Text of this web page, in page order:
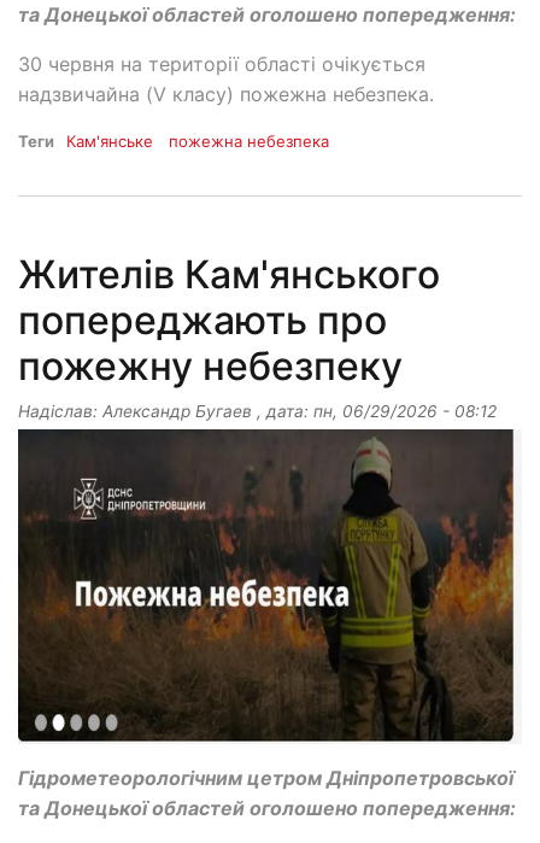
та Донецької областей оголошено попередження:
30 червня на території області очікується
надзвичайна (V класу) пожежна небезпека.
Теги Кам'янське пожежна небезпека
Жителів Кам'янського
попереджають про
пожежну небезпеку
Надіслав: Александр Бугаев , дата: пн, 06/29/2026 - 08:12
Гідрометеорологічним цетром Дніпропетровської
та Донецької областей оголошено попередження: